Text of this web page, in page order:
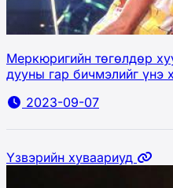
Меркюригийн төгөлдөр
дууны гар бичмэлийг үнэ
2023-09-07
Үзвэрийн хуваариуд